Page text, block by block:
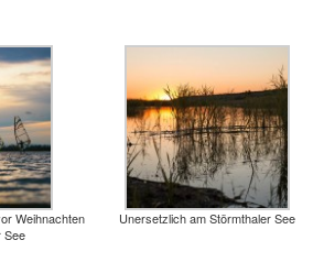
Weihnachten
See
Unersetzlich am Störmthaler See